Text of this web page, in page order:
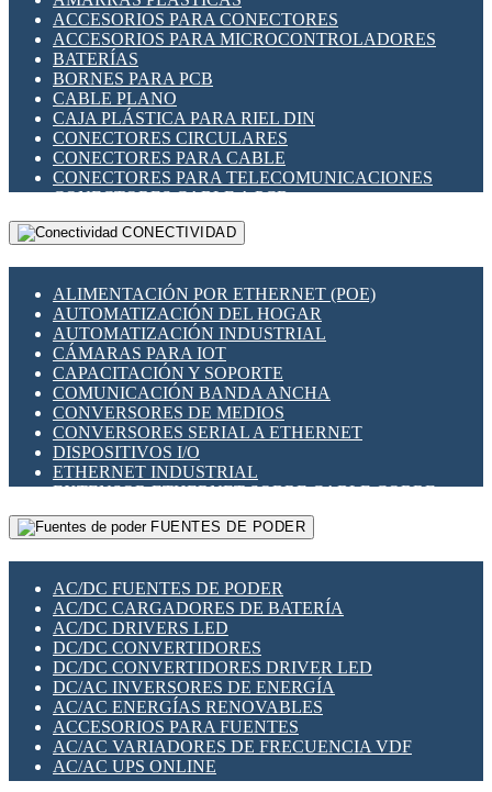
INDICADORES PARA PANEL
INTERFACES DE RELÉ
INTERRUPTORES FIN DE CARRERA
LLAVES CONMUTADORAS
MEDIDORES DE ENERGÍA Y TC'S DE CORRIENTE
MOTORES PASO A PASO
PANTALLAS HMI
PLC -CONTROLADORES LÓGICO PROGRAMABLES
PROGRAMADORES DE HORARIO
RELÉS DE PROTECCIÓN
SENSORES CAPACITIVOS
SENSORES INDUCTIVOS
TEMPORIZADORES
VARIACS
VARIADORES DE FRECUENCIA [VDF]
SECCIONADORES - INTERRUPTORES
MAQUINARIA
ACCESORIOS PARA CONECTORES
ACCESORIOS PARA MICROCONTROLADORES
BATERÍAS
BORNES PARA PCB
CABLE PLANO
CAJA PLÁSTICA PARA RIEL DIN
CONECTORES CIRCULARES
CONECTORES PARA CABLE
CONECTORES PARA TELECOMUNICACIONES
CONECTORES CABLE A PCB
CONECTORES PCB A CABLE
DIP SWITCHES
HERRAMIENTAS VARIAS
ILUMINACIÓN LED
INTERRUPTORES REED
INTERFACES DE RELÉ
OTROS RELÉS
PROTECCIÓN TÉRMICA
RELÉS AUTOMOTRICES
RELÉS DE SEÑAL
RELÉS DE ESTADO SÓLIDO SSR
RELÉS INDUSTRIALES
RELÉS MINIATURA DE POTENCIA
SENSORES MAGNÉTICOS
SWITCH Y MICROSWITCH
TARJETAS PI
UNIÓN Y DERIVACIÓN DE CABLE
CONECTIVIDAD
ALIMENTACIÓN POR ETHERNET (POE)
AUTOMATIZACIÓN DEL HOGAR
AUTOMATIZACIÓN INDUSTRIAL
CÁMARAS PARA IOT
CAPACITACIÓN Y SOPORTE
COMUNICACIÓN BANDA ANCHA
CONVERSORES DE MEDIOS
CONVERSORES SERIAL A ETHERNET
DISPOSITIVOS I/O
ETHERNET INDUSTRIAL
EXTENSOR ETHERNET SOBRE CABLE COBRE
GATEWAY LORAWAN
GESTIÓN DE REDES
PLACAS MODULARES IOT
SWITCHES Y REDES WIFI
SOLUCIONES IOT
SOLUCIONES LORAWAN
SOLUCIONES RED CELULAR
SEGURIDAD PARA REDES
SWITCHES LAN
TELEFONÍA IP (VOIP)
VIGILANCIA IP (CCTV)
MESHTASTIC
FUENTES DE PODER
AC/DC FUENTES DE PODER
AC/DC CARGADORES DE BATERÍA
AC/DC DRIVERS LED
DC/DC CONVERTIDORES
DC/DC CONVERTIDORES DRIVER LED
DC/AC INVERSORES DE ENERGÍA
AC/AC ENERGÍAS RENOVABLES
ACCESORIOS PARA FUENTES
AC/AC VARIADORES DE FRECUENCIA VDF
AC/AC UPS ONLINE